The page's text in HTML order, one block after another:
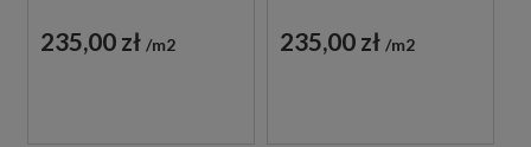
IMITUJĄCA KAMIEŃ
235,00 zł m2
IMITUJĄCA KAMIEŃ
235,00 zł m2